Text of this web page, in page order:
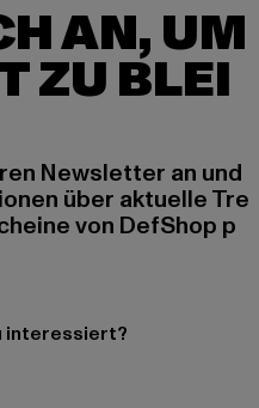
AN, UM
ZU BLEI
Newsletter an und
über aktuelle Tre
von DefShop p
interessiert?